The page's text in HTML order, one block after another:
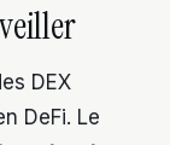
DEX
DeFi. Le